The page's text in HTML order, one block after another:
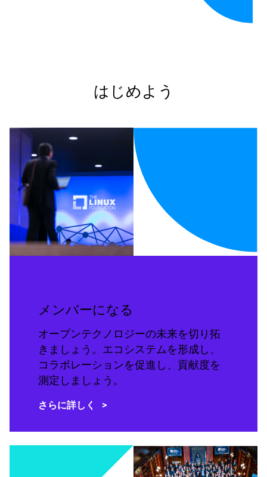
はじめよう
メンバーになる
オープンテクノロジーの未来を切り拓
きましょう。エコシステムを形成し、
コラボレーションを促進し、貢献度を
測定しましょう。
さらに詳しく